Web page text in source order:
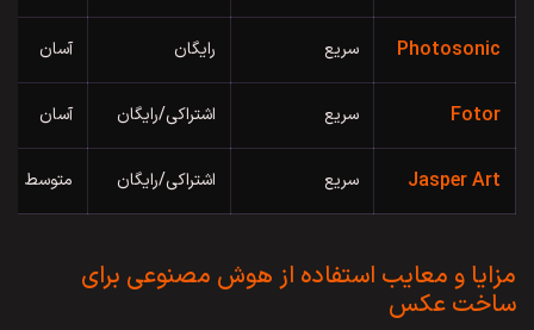
Photosonic سریع رایگان آسان
Fotor سریع اشتراکی/رایگان آسان
Jasper Art سریع اشتراکی/رایگان متوسط
مزایا و معایب استفاده از هوش مصنوعی برای
ساخت عکس